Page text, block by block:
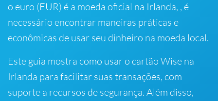
o euro (EUR) é a moeda oficial na Irlanda, , é
necessário encontrar maneiras práticas e
econômicas de usar seu dinheiro na moeda local.
Este guia mostra como usar o cartão Wise na
Irlanda para facilitar suas transações, com
suporte a recursos de segurança. Além disso,